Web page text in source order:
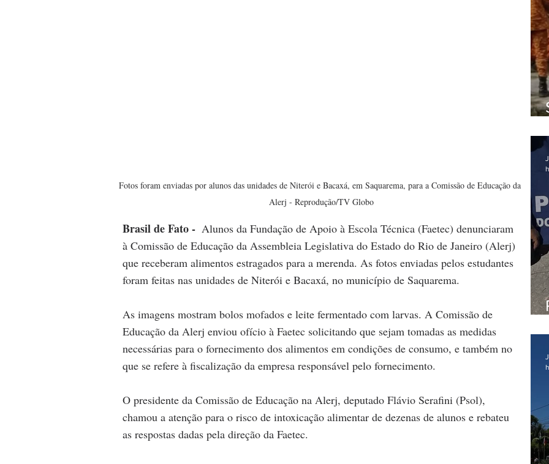
Fotos foram enviadas por alunos das unidades de Niterói e Bacaxá, em Saquarema, para a Comissão de Educação da
Alerj - Reprodução/TV Globo
Brasil de Fato - Alunos da Fundação de Apoio à Escola Técnica (Faetec) denunciaram
à Comissão de Educação da Assembleia Legislativa do Estado do Rio de Janeiro (Alerj)
que receberam alimentos estragados para a merenda. As fotos enviadas pelos estudantes
foram feitas nas unidades de Niterói e Bacaxá, no município de Saquarema.
As imagens mostram bolos mofados e leite fermentado com larvas. A Comissão de
Educação da Alerj enviou ofício à Faetec solicitando que sejam tomadas as medidas
necessárias para o fornecimento dos alimentos em condições de consumo, e também no
que se refere à fiscalização da empresa responsável pelo fornecimento.
O presidente da Comissão de Educação na Alerj, deputado Flávio Serafini (Psol),
chamou a atenção para o risco de intoxicação alimentar de dezenas de alunos e rebateu
as respostas dadas pela direção da Faetec.